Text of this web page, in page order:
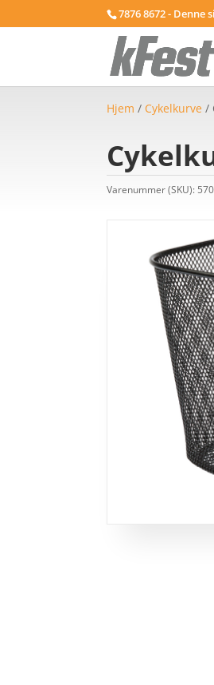
7876 8672 -
Hjem / Cykelkurve /
Varenummer (SKU):